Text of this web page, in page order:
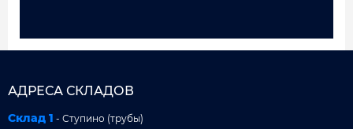
АДРЕСА СКЛАДОВ
Склад 1 - Ступино (трубы)